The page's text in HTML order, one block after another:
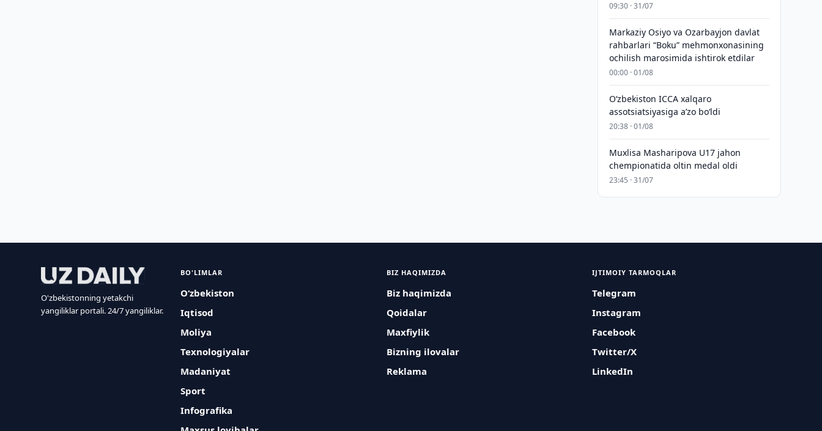
09:30 · 31/07
Markaziy Osiyo va Ozarbayjon davlat
rahbarlari “Boku” mehmonxonasining
ochilish marosimida ishtirok etdilar
00:00 · 01/08
O‘zbekiston ICCA xalqaro
assotsiatsiyasiga aʼzo bo‘ldi
20:38 · 01/08
Muxlisa Masharipova U17 jahon
chempionatida oltin medal oldi
23:45 · 31/07
O'zbekistonning yetakchi
yangiliklar portali. 24/7 yangiliklar.
BO'LIMLAR
O‘zbekiston
Iqtisod
Moliya
Texnologiyalar
Madaniyat
Sport
Infografika
BIZ HAQIMIZDA
Biz haqimizda
Qoidalar
Maxfiylik
Bizning ilovalar
Reklama
IJTIMOIY TARMOQLAR
Telegram
Instagram
Facebook
Twitter/X
LinkedIn